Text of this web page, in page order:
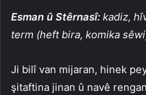
Esman û Stêrnasî: kadiz,
term (heft bira, komika
Ji bilî van mijaran, hinek
şitaftina jinan û navê